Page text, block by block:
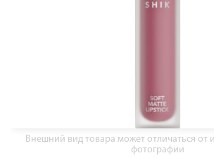
Внешний вид товара может отличаться от
фотографии